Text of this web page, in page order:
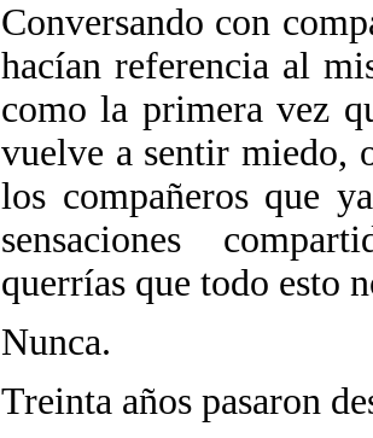
Conversando con
hacían referencia al
como la primera vez
vuelve a sentir miedo,
los compañeros que
sensaciones
querrías que todo esto
Nunca.
Treinta años pasaron